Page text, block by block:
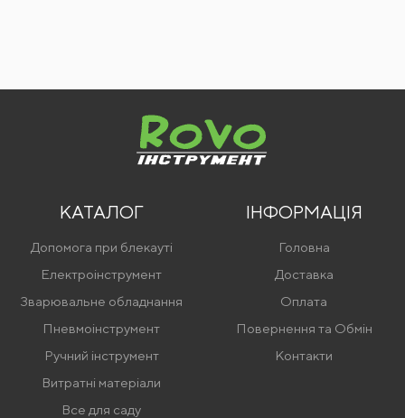
КАТАЛОГ
Допомога при блекауті
Електроінструмент
Зварювальне обладнання
Пневмоінструмент
Ручний інструмент
Витратні матеріали
Все для саду
ІНФОРМАЦІЯ
Головна
Доставка
Оплата
Повернення та Обмін
Контакти